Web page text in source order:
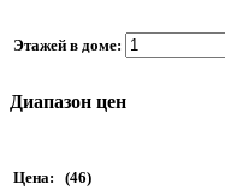
Этажей в доме:
Диапазон цен
Цена: (46)